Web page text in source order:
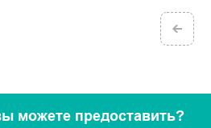
можете предоставить?